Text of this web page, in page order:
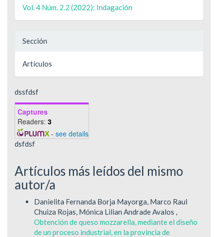
Vol. 4 Núm. 2.2 (2022): Indagación
Sección
Artículos
dssfdsf
Captures
Readers: 3
- see details
dsfdsf
Artículos más leídos del mismo
autor/a
Danielita Fernanda Borja Mayorga, Marco Raul
Chuiza Rojas, Mónica Lilian Andrade Avalos ,
Obtención de queso mozzarella, mediante el diseño
de un proceso industrial, en la provincia de